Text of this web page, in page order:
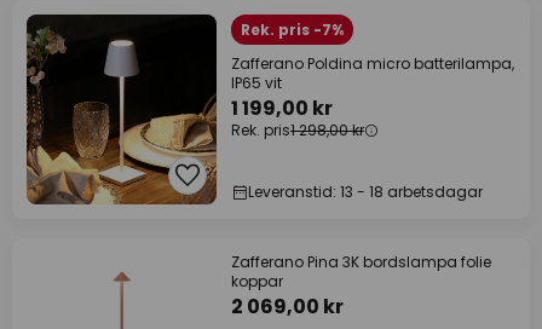
Rek. pris -7%
Zafferano Poldina micro batterilampa,
IP65 vit
1 199,00 kr
Rek. pris1 298,00 kr
Leveranstid: 13 - 18 arbetsdagar
Zafferano Pina 3K bordslampa folie
koppar
2 069,00 kr